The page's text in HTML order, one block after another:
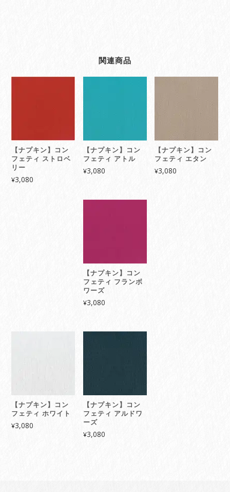
関連商品
【ナプキン】コン
フェティ ストロベ
リー
¥3,080
【ナプキン】コン
フェティ アトル
¥3,080
【ナプキン】コン
フェティ エタン
¥3,080
【ナプキン】コン
フェティ フランボ
ワーズ
¥3,080
【ナプキン】コン
フェティ ホワイト
¥3,080
【ナプキン】コン
フェティ アルドワ
ーズ
¥3,080